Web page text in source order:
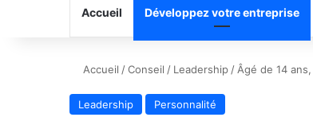
Accueil Développez votre entreprise
Accueil /Conseil / Leadership / Âgé de 14
Leadership Personnalité